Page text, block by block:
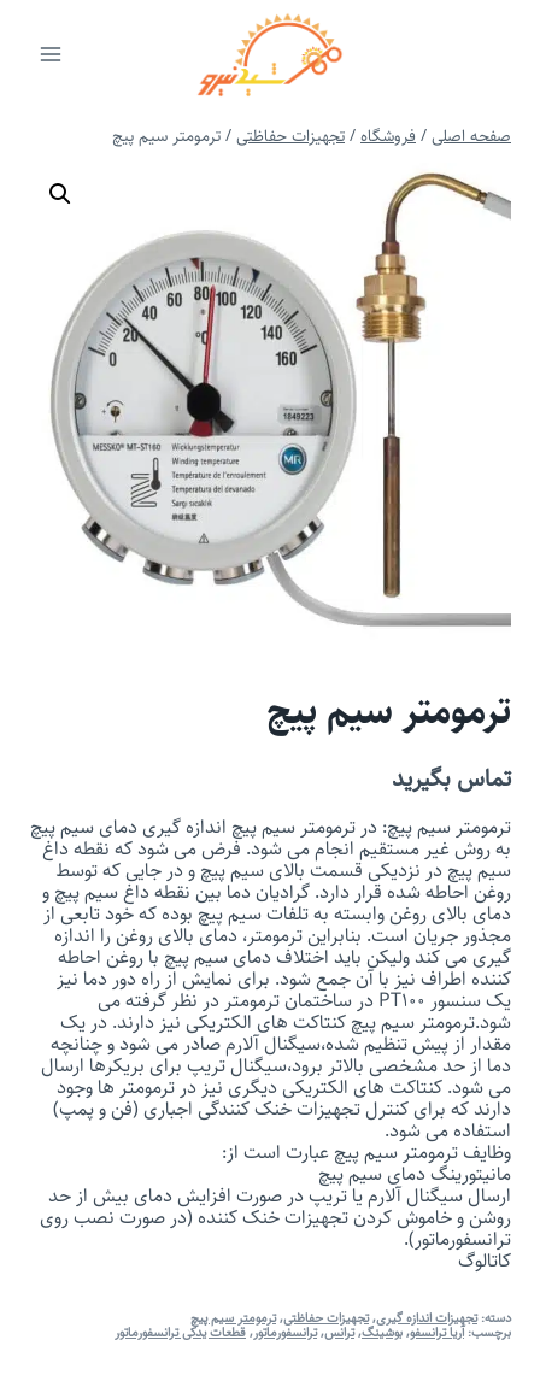
صفحه اصلی/فروشگاه/تجهیزات حفاظتی/ترمومتر سیم پیچ
ترمومتر سیم پیچ
تماس بگیرید
ترمومتر سیم پیچ: در ترمومتر سیم پیچ اندازه گیری دمای سیم پیچ
به روش غیر مستقیم انجام می شود. فرض می شود که نقطه داغ
سیم پیچ در نزدیکی قسمت بالای سیم پیچ و در جایی که توسط
روغن احاطه شده قرار دارد. گرادیان دما بین نقطه داغ سیم پیچ و
دمای بالای روغن وابسته به تلفات سیم پیچ بوده که خود تابعی از
مجذور جریان است. بنابراین ترمومتر، دمای بالای روغن را اندازه
گیری می کند ولیکن باید اختلاف دمای سیم پیچ با روغن احاطه
کننده اطراف نیز با آن جمع شود. برای نمایش از راه دور دما نیز
یک سنسور PT100 در ساختمان ترمومتر در نظر گرفته می
شود.ترمومتر سیم پیچ کنتاکت های الکتریکی نیز دارند. در یک
مقدار از پیش تنظیم شده،سیگنال آلارم صادر می شود و چنانچه
دما از حد مشخصی بالاتر برود،سیگنال تریپ برای بریکرها ارسال
می شود. کنتاکت های الکتریکی دیگری نیز در ترمومتر ها وجود
دارند که برای کنترل تجهیزات خنک کنندگی اجباری (فن و پمپ)
استفاده می شود.
وظایف ترمومتر سیم پیچ عبارت است از:
مانیتورینگ دمای سیم پیچ
ارسال سیگنال آلارم یا تریپ در صورت افزایش دمای بیش از حد
روشن و خاموش کردن تجهیزات خنک کننده (در صورت نصب روی
ترانسفورماتور).
کاتالوگ
دسته:تجهیزات اندازه گیری,تجهیزات حفاظتی,ترمومتر سیم پیچ
برچسب:آریا ترانسفو,بوشینگ,ترانس,ترانسفورماتور,قطعات یدکی ترانسفورماتور